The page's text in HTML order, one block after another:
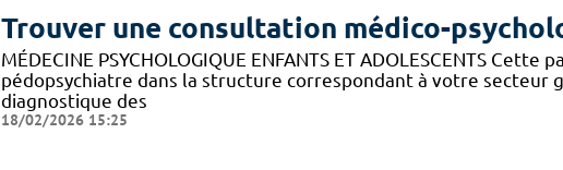
Trouver une consultation médico-
MÉDECINE PSYCHOLOGIQUE ENFANTS ET ADOLESCENTS
pédopsychiatre dans la structure correspondant à votre secteur
diagnostique des
18/02/2026 15:25